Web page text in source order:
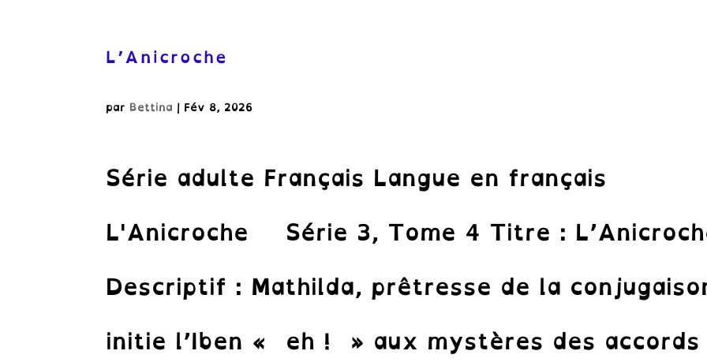
L’Anicroche
par Bettina | Fév 8, 2026
Série adulte Français Langue en français
L'Anicroche Série 3, Tome 4 Titre :
Descriptif : Mathilda, prêtresse de la
initie l’Iben « eh ! » aux mystères des accords